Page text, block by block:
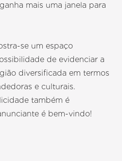
mais uma janela para
se um espaço
de evidenciar a
diversificada em termos
e culturais.
também é
é bem-vindo!